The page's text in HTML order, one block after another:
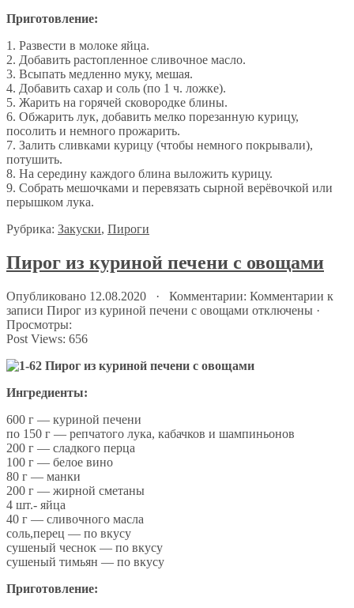
Приготовление:
1. Развести в молоке яйца.
2. Добавить растопленное сливочное масло.
3. Всыпать медленно муку, мешая.
4. Добавить сахар и соль (по 1 ч. ложке).
5. Жарить на горячей сковородке блины.
6. Обжарить лук, добавить мелко порезанную курицу,
посолить и немного прожарить.
7. Залить сливками курицу (чтобы немного покрывали),
потушить.
8. На середину каждого блина выложить курицу.
9. Собрать мешочками и перевязать сырной верёвочкой или
перышком лука.
Рубрика: Закуски, Пироги
Пирог из куриной печени с овощами
Опубликовано 12.08.2020 · Комментарии: Комментарии к
записи Пирог из куриной печени с овощами отключены ·
Просмотры:
Post Views: 656
Ингредиенты:
600 г — куриной печени
по 150 г — репчатого лука, кабачков и шампиньонов
200 г — сладкого перца
100 г — белое вино
80 г — манки
200 г — жирной сметаны
4 шт.- яйца
40 г — сливочного масла
соль,перец — по вкусу
сушеный чеснок — по вкусу
сушеный тимьян — по вкусу
Приготовление: